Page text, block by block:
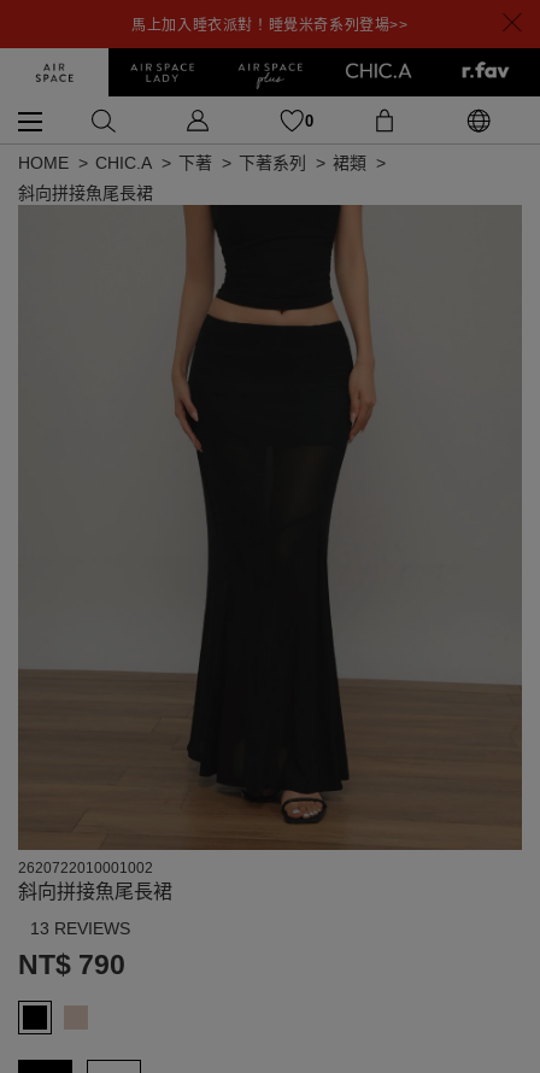
馬上加入睡衣派對！睡覺米奇系列登場>>
0
HOME CHIC.A 下著 下著系列
裙類
斜向拼接魚尾長裙
2620722010001002
斜向拼接魚尾長裙
13 REVIEWS
NT$ 790